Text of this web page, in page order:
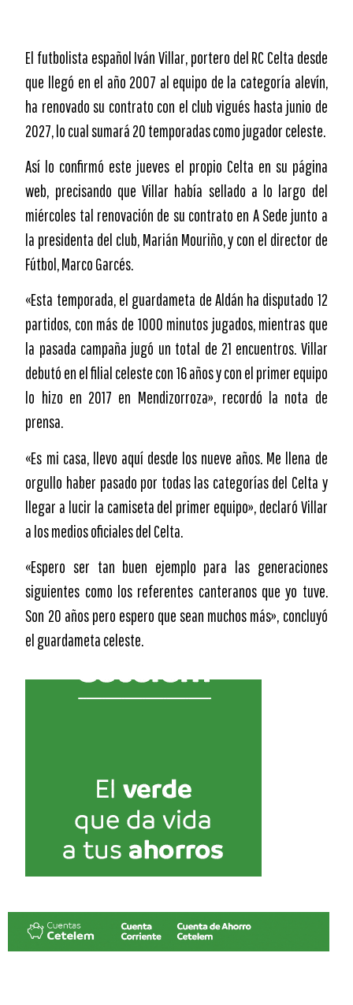
El futbolista español Iván Villar, portero del RC Celta desde
que llegó en el año 2007 al equipo de la categoría alevín,
ha renovado su contrato con el club vigués hasta junio de
2027, lo cual sumará 20 temporadas como jugador celeste.
Así lo confirmó este jueves el propio Celta en su página
web, precisando que Villar había sellado a lo largo del
miércoles tal renovación de su contrato en A Sede junto a
la presidenta del club, Marián Mouriño, y con el director de
Fútbol, Marco Garcés.
«Esta temporada, el guardameta de Aldán ha disputado 12
partidos, con más de 1000 minutos jugados, mientras que
la pasada campaña jugó un total de 21 encuentros. Villar
debutó en el filial celeste con 16 años y con el primer equipo
lo hizo en 2017 en Mendizorroza», recordó la nota de
prensa.
«Es mi casa, llevo aquí desde los nueve años. Me llena de
orgullo haber pasado por todas las categorías del Celta y
llegar a lucir la camiseta del primer equipo», declaró Villar
a los medios oficiales del Celta.
«Espero ser tan buen ejemplo para las generaciones
siguientes como los referentes canteranos que yo tuve.
Son 20 años pero espero que sean muchos más», concluyó
el guardameta celeste.